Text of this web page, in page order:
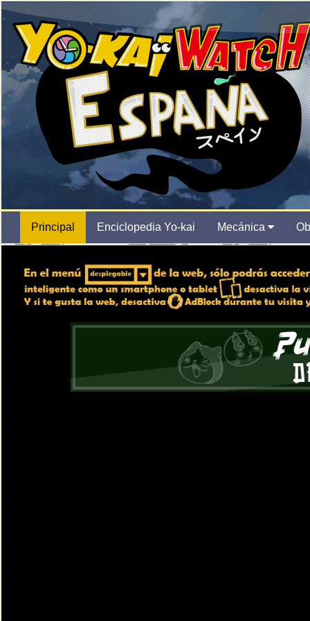
Principal Enciclopedia Yo-kai Mecánica